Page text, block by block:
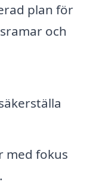
plan för
och
med fokus